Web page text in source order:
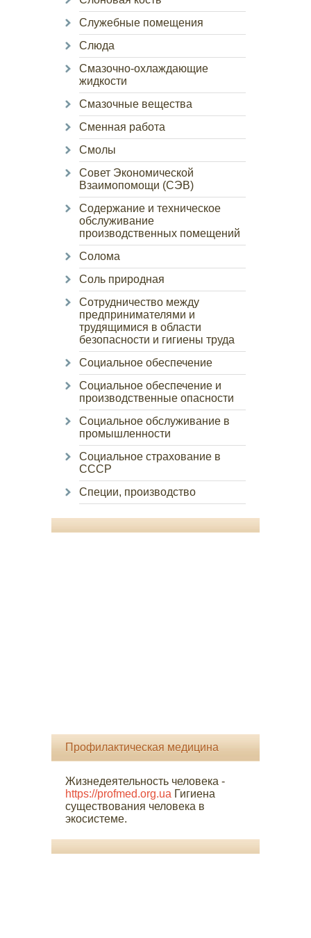
Служебные помещения
Слюда
Смазочно-охлаждающие
жидкости
Смазочные вещества
Сменная работа
Смолы
Совет Экономической
Взаимопомощи (СЭВ)
Содержание и техническое
обслуживание
производственных помещений
Солома
Соль природная
Сотрудничество между
предпринимателями и
трудящимися в области
безопасности и гигиены труда
Социальное обеспечение
Социальное обеспечение и
производственные опасности
Социальное обслуживание в
промышленности
Социальное страхование в
СССР
Специи, производство
Профилактическая медицина
Жизнедеятельность человека -
https://profmed.org.ua Гигиена
существования человека в
экосистеме.